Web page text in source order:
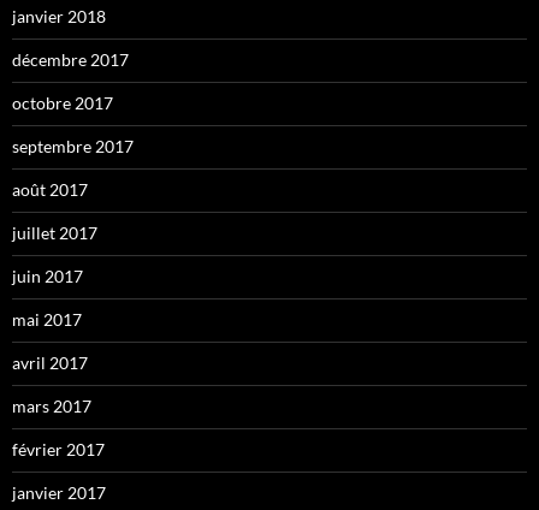
janvier 2018
décembre 2017
octobre 2017
septembre 2017
août 2017
juillet 2017
juin 2017
mai 2017
avril 2017
mars 2017
février 2017
janvier 2017